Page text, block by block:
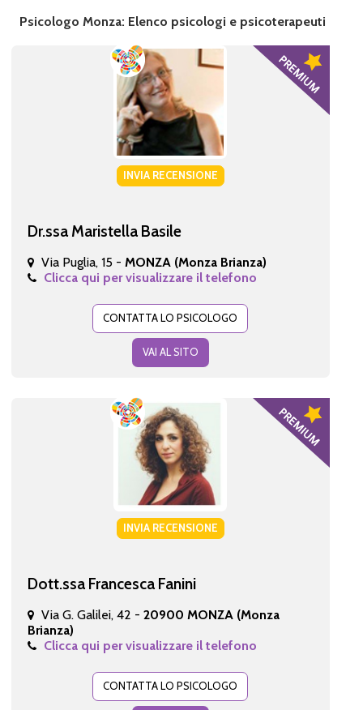
Psicologo Monza: Elenco psicologi e psicoterapeuti
INVIA RECENSIONE
Dr.ssa Maristella Basile
Via Puglia, 15 - MONZA (Monza Brianza)
Clicca qui per visualizzare il telefono
CONTATTA LO PSICOLOGO
VAI AL SITO
INVIA RECENSIONE
Dott.ssa Francesca Fanini
Via G. Galilei, 42 - 20900 MONZA (Monza
Brianza)
Clicca qui per visualizzare il telefono
CONTATTA LO PSICOLOGO